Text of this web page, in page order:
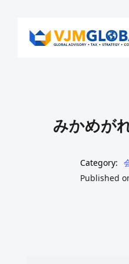
みかめが
Category:
Published